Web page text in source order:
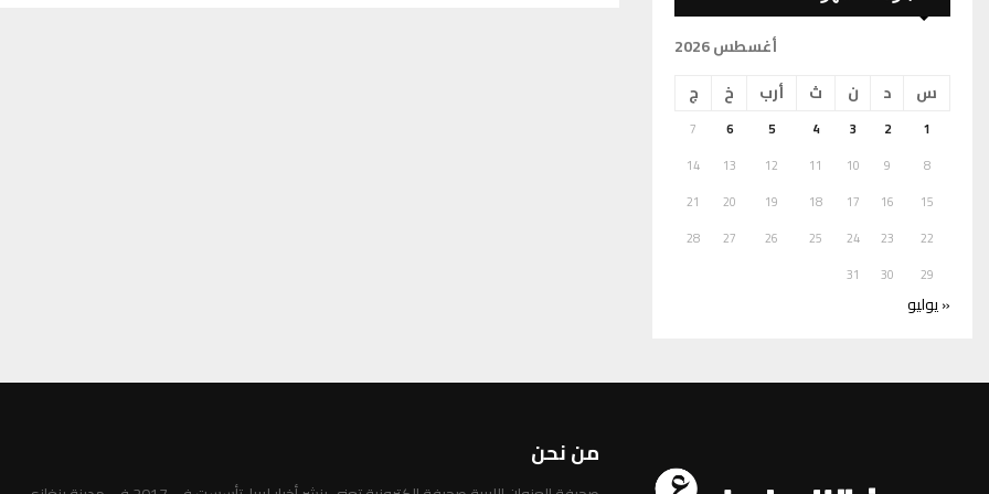
أغسطس 2026
س
د ن ث أرب خ ج
1
2
3
4
5
6
7
8
9
10
11
12
13
14
15
16
17
18
19
20
21
22
23
24
25
26
27
28
29
30
31
« يوليو
من نحن